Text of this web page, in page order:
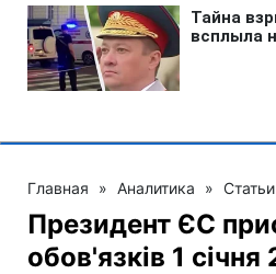
Главная » Аналитика » Статьи
Президент ЄС
обов'язків 1 січня